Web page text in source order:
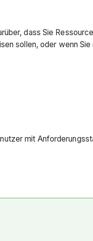
dass Sie
sollen, oder wenn
mit